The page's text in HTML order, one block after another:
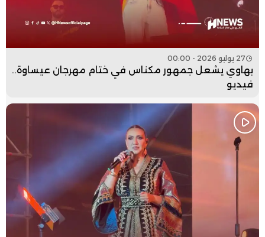
27 يوليو 2026 - 00:00
بهاوي يشعل جمهور مكناس في ختام مهرجان عيساوة..
فيديو